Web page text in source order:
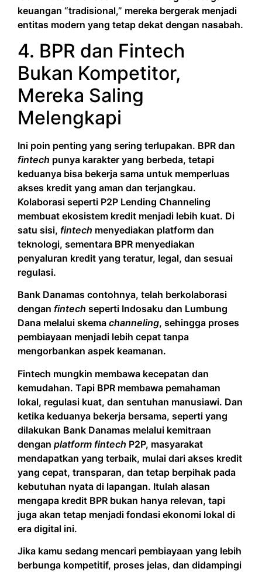
keuangan “tradisional,” mereka bergerak menjadi
entitas modern yang tetap dekat dengan nasabah.
4. BPR dan Fintech
Bukan Kompetitor,
Mereka Saling
Melengkapi
Ini poin penting yang sering terlupakan. BPR dan
fintech punya karakter yang berbeda, tetapi
keduanya bisa bekerja sama untuk memperluas
akses kredit yang aman dan terjangkau.
Kolaborasi seperti P2P Lending Channeling
membuat ekosistem kredit menjadi lebih kuat. Di
satu sisi, fintech menyediakan platform dan
teknologi, sementara BPR menyediakan
penyaluran kredit yang teratur, legal, dan sesuai
regulasi.
Bank Danamas contohnya, telah berkolaborasi
dengan fintech seperti Indosaku dan Lumbung
Dana melalui skema channeling, sehingga proses
pembiayaan menjadi lebih cepat tanpa
mengorbankan aspek keamanan.
Fintech mungkin membawa kecepatan dan
kemudahan. Tapi BPR membawa pemahaman
lokal, regulasi kuat, dan sentuhan manusiawi. Dan
ketika keduanya bekerja bersama, seperti yang
dilakukan Bank Danamas melalui kemitraan
dengan platform fintech P2P, masyarakat
mendapatkan yang terbaik, mulai dari akses kredit
yang cepat, transparan, dan tetap berpihak pada
kebutuhan nyata di lapangan. Itulah alasan
mengapa kredit BPR bukan hanya relevan, tapi
juga akan tetap menjadi fondasi ekonomi lokal di
era digital ini.
Jika kamu sedang mencari pembiayaan yang lebih
berbunga kompetitif, proses jelas, dan didampingi